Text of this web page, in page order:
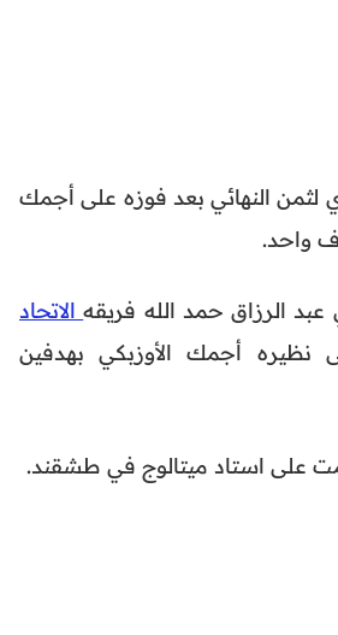
لثمن النهائي بعد فوزه على أجمك
واحد.
عبد الرزاق حمد الله فريقهالاتحاد
نظيره أجمك الأوزبكي بهدفين
على استاد ميتالوج في طشقند.